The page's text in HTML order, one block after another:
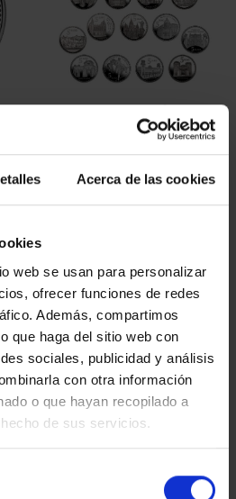
Acerca de las cookies
web se usan para personalizar
ofrecer funciones de redes
Además, compartimos
que haga del sitio web con
sociales, publicidad y análisis
con otra información
o que hayan recopilado a
de sus servicios.
SUSCRIPCIÓN
CAPITALES DE
PROVINCIA 1
949,00 €
Sólo para usuarios
SUSCRIPCIÓN
PROVINCIA 3